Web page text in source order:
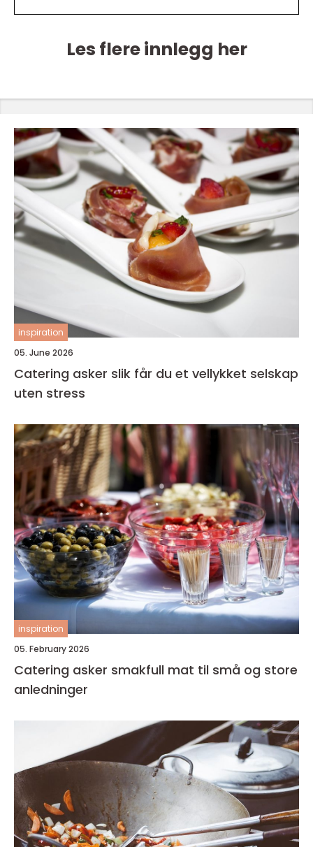
Les flere innlegg her
inspiration
05. June 2026
Catering asker slik får du et vellykket selskap
uten stress
inspiration
05. February 2026
Catering asker smakfull mat til små og store
anledninger